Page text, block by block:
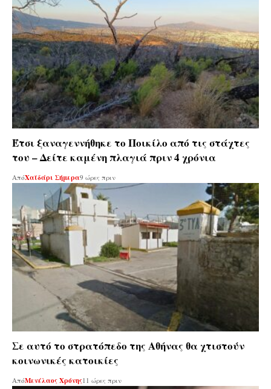
Έτσι ξαναγεννήθηκε το Ποικίλο από τις στάχτες
του – Δείτε καμένη πλαγιά πριν 4 χρόνια
ΑπόΧαϊδάρι Σήμερα9 ώρες πριν
Σε αυτό το στρατόπεδο της Αθήνας θα χτιστούν
κοινωνικές κατοικίες
ΑπόΜενέλαος Χρόνης11 ώρες πριν